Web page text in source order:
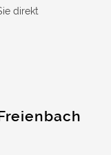
direkt